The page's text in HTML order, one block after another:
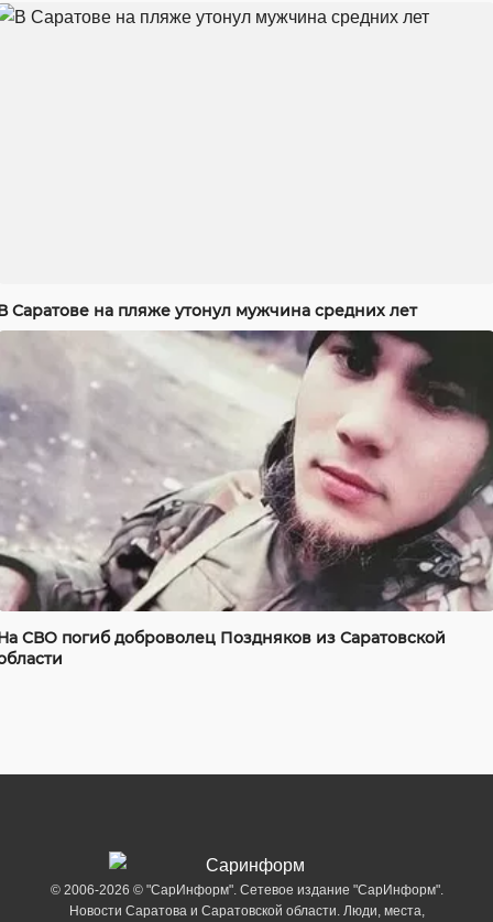
Саратове на пляже утонул мужчина средних лет
СВО погиб доброволец Поздняков из Саратовской
© 2006-2026 © "СарИнформ". Сетевое издание "СарИнформ".
Новости Саратова и Саратовской области. Люди, места,